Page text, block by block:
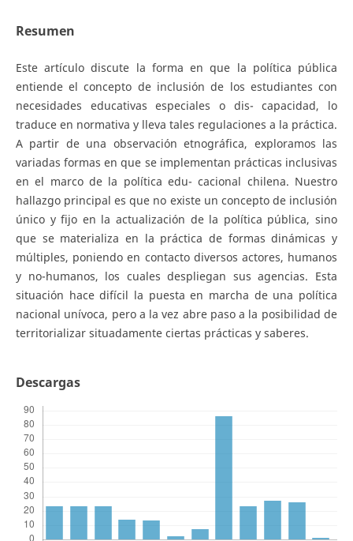
Resumen
Este artículo discute la forma en que la política pública
entiende el concepto de inclusión de los estudiantes con
necesidades educativas especiales o dis- capacidad, lo
traduce en normativa y lleva tales regulaciones a la práctica.
A partir de una observación etnográfica, exploramos las
variadas formas en que se implementan prácticas inclusivas
en el marco de la política edu- cacional chilena. Nuestro
hallazgo principal es que no existe un concepto de inclusión
único y fijo en la actualización de la política pública, sino
que se materializa en la práctica de formas dinámicas y
múltiples, poniendo en contacto diversos actores, humanos
y no-humanos, los cuales despliegan sus agencias. Esta
situación hace difícil la puesta en marcha de una política
nacional unívoca, pero a la vez abre paso a la posibilidad de
territorializar situadamente ciertas prácticas y saberes.
Descargas